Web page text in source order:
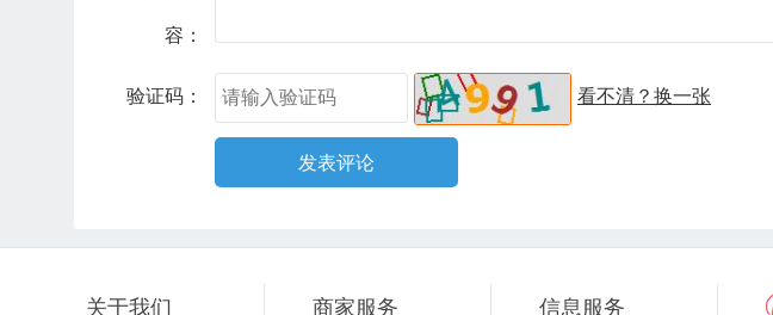
容：
验证码： 看不清？换一张
关于我们 商家服务 信息服务